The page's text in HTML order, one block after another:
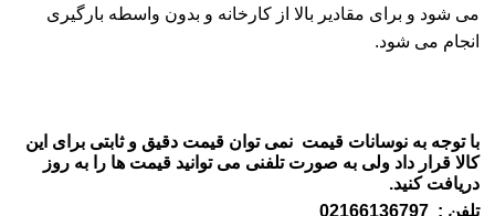
می شود و برای مقادیر بالا از کارخانه و بدون واسطه بارگیری
انجام می شود.
با توجه به نوسانات قیمت نمی توان قیمت دقیق و ثابتی برای این
کالا قرار داد ولی به صورت تلفنی می توانید قیمت ها را به روز
دریافت کنید.
تلفن : 02166136797